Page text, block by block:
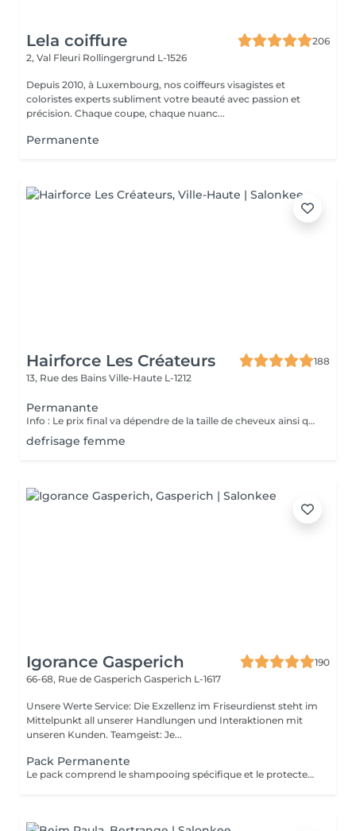
Lela coiffure
206
2, Val Fleuri Rollingergrund L-1526
Depuis 2010, à Luxembourg, nos coiffeurs visagistes et
coloristes experts subliment votre beauté avec passion et
précision. Chaque coupe, chaque nuanc...
Permanente
Hairforce Les Créateurs
188
13, Rue des Bains Ville-Haute L-1212
Permanante
Info : Le prix final va dépendre de la taille de cheveux ainsi que la quantité des produits finalement utilisés. Pour les étudiants -20% sur toutes les techniques.
defrisage femme
Igorance Gasperich
190
66-68, Rue de Gasperich Gasperich L-1617
Unsere Werte Service: Die Exzellenz im Friseurdienst steht im
Mittelpunkt all unserer Handlungen und Interaktionen mit
unseren Kunden. Teamgeist: Je...
Pack Permanente
Le pack comprend le shampooing spécifique et le protecteur REDKEN , la permanente avec les produits LOREAL PROFESSIONNEL , le conditionneur REDKEN , le séchage et les produits de styling REDKEN Option Coupe : la coupe IGORANCE (finition sur cheveux secs), le séchage et les produits de styling REDKEN. * Tarifs à titre indicatifs à confirmer après la consultation personnalisée établit auprès de votre coiffeur/stylist/spécialiste * La direction se réserve le droit d’apporter des modifications pour le bon fonctionnement du salon